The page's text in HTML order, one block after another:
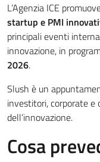
L’Agenzia ICE
startup e PMI
principali eventi
innovazione, in
2026.
Slush è un
investitori, corporate e
dell’innovazione.
Cosa